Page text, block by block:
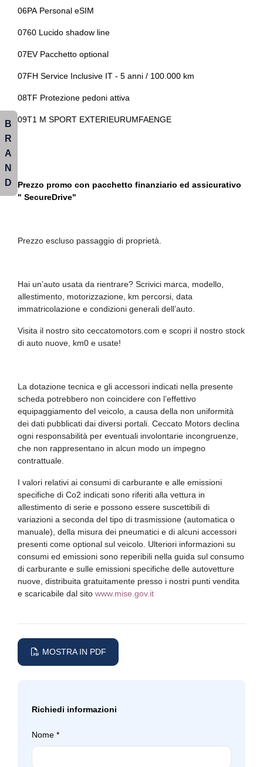
Sicurezza
Sistema di frenata anti collisione
Specchietti retrovisori colorati
Specchietti retrovisori elettrici - riscaldabili
Start & stop
Teleservice
Touchscreen
Vetri scuri
Welcome light
06PA Personal eSIM
0760 Lucido shadow line
07EV Pacchetto optional
07FH Service Inclusive IT - 5 anni / 100.000 km
08TF Protezione pedoni attiva
09T1 M SPORT EXTERIEURUMFAENGE
Prezzo promo con pacchetto finanziario ed assicurativo
" SecureDrive"
Prezzo escluso passaggio di proprietà.
Hai un’auto usata da rientrare? Scrivici marca, modello,
allestimento, motorizzazione, km percorsi, data
immatricolazione e condizioni generali dell’auto.
Visita il nostro sito ceccatomotors.com e scopri il nostro stock
di auto nuove, km0 e usate!
La dotazione tecnica e gli accessori indicati nella presente
scheda potrebbero non coincidere con l’effettivo
equipaggiamento del veicolo, a causa della non uniformità
dei dati pubblicati dai diversi portali. Ceccato Motors declina
ogni responsabilità per eventuali involontarie incongruenze,
che non rappresentano in alcun modo un impegno
contrattuale.
I valori relativi ai consumi di carburante e alle emissioni
specifiche di Co2 indicati sono riferiti alla vettura in
allestimento di serie e possono essere suscettibili di
variazioni a seconda del tipo di trasmissione (automatica o
manuale), della misura dei pneumatici e di alcuni accessori
presenti come optional sul veicolo. Ulteriori informazioni su
consumi ed emissioni sono reperibili nella guida sul consumo
di carburante e sulle emissioni specifiche delle autovetture
nuove, distribuita gratuitamente presso i nostri punti vendita
e scaricabile dal sito www.mise.gov.it
MOSTRA IN PDF
Richiedi informazioni
Nome *
B
R
A
N
D